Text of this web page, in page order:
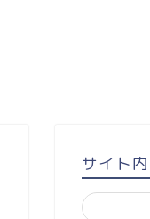
サイト